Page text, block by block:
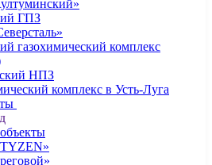
ГПЗ
газохимический комплекс
НПЗ
комплекс в Усть-Луга